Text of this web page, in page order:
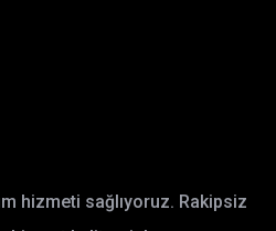
hizmeti sağlıyoruz. Rakipsiz